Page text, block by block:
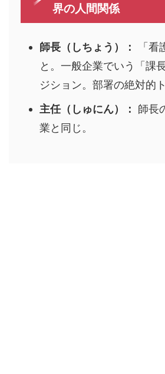
界の人間関係
師長（しちょう）：
「看
と。一般企業でいう「課
ジション。部署の絶対的ト
主任（しゅにん）：
師長
業と同じ。